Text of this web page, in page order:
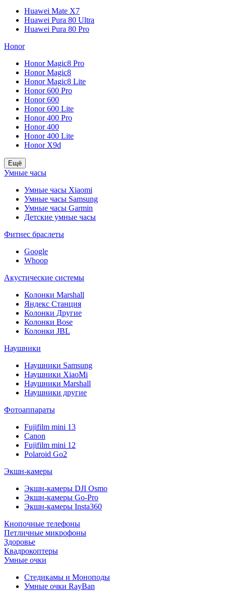
Huawei Mate X7
Huawei Pura 80 Ultra
Huawei Pura 80 Pro
Honor
Honor Magic8 Pro
Honor Magic8
Honor Magic8 Lite
Honor 600 Pro
Honor 600
Honor 600 Lite
Honor 400 Pro
Honor 400
Honor 400 Lite
Honor X9d
Ещё
Умные часы
Умные часы Xiaomi
Умные часы Samsung
Умные часы Garmin
Детские умные часы
Фитнес браслеты
Google
Whoop
Акустические системы
Колонки Marshall
Яндекс Станция
Колонки Другие
Колонки Bose
Колонки JBL
Наушники
Наушники Samsung
Наушники XiaoMi
Наушники Marshall
Наушники другие
Фотоаппараты
Fujifilm mini 13
Canon
Fujifilm mini 12
Polaroid Go2
Экшн-камеры
Экшн-камеры DJI Osmo
Экшн-камеры Go-Pro
Экшн-камеры Insta360
Кнопочные телефоны
Петличные микрофоны
Здоровье
Квадрокоптеры
Умные очки
Стедикамы и Моноподы
Умные очки RayBan